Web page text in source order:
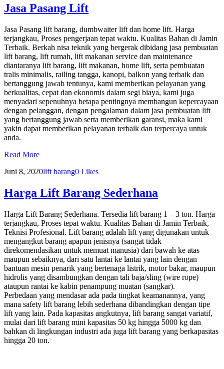
Jasa Pasang Lift
Jasa Pasang lift barang, dumbwaiter lift dan home lift. Harga
terjangkau, Proses pengerjaan tepat waktu. Kualitas Bahan di Jamin
Terbaik. Berkah nisa teknik yang bergerak dibidang jasa pembuatan
lift barang, lift rumah, lift makanan service dan maintenance
diantaranya lift barang, lift makanan, home lift, serta pembuatan
tralis minimalis, railing tangga, kanopi, balkon yang terbaik dan
bertanggung jawab tentunya, kami memberikan pelayanan yang
berkualitas, cepat dan ekonomis dalam segi biaya, kami juga
menyadari sepenuhnya betapa pentingnya membangun kepercayaan
dengan pelanggan, dengan pengalaman dalam jasa pembuatan lift
yang bertanggung jawab serta memberikan garansi, maka kami
yakin dapat memberikan pelayanan terbaik dan terpercaya untuk
anda.
Read More
Juni 8, 2020lift barang0 Likes
Harga Lift Barang Sederhana
Harga Lift Barang Sederhana. Tersedia lift barang 1 – 3 ton. Harga
terjangkau, Proses tepat waktu. Kualitas Bahan di Jamin Terbaik,
Teknisi Profesional. Lift barang adalah lift yang digunakan untuk
mengangkut barang apapun jenisnya (sangat tidak
direkomendasikan untuk memuat manusia) dari bawah ke atas
maupun sebaiknya, dari satu lantai ke lantai yang lain dengan
bantuan mesin penarik yang bertenaga listrik, motor bakar, maupun
hidrolis yang disambungkan dengan tali baja/sling (wire rope)
ataupun rantai ke kabin penampung muatan (sangkar).
Perbedaan yang mendasar ada pada tingkat keamanannya, yang
mana safety lift barang lebih sederhana dibandingkan dengan tipe
lift yang lain. Pada kapasitas angkutnya, lift barang sangat variatif,
mulai dari lift barang mini kapasitas 50 kg hingga 5000 kg dan
bahkan di lingkungan industri ada juga lift barang yang berkapasitas
hingga 20 ton.